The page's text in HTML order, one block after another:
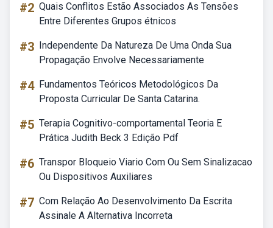
#2 Quais Conflitos Estão Associados As Tensões
Entre Diferentes Grupos étnicos
#3 Independente Da Natureza De Uma Onda Sua
Propagação Envolve Necessariamente
#4 Fundamentos Teóricos Metodológicos Da
Proposta Curricular De Santa Catarina.
#5 Terapia Cognitivo-comportamental Teoria E
Prática Judith Beck 3 Edição Pdf
#6 Transpor Bloqueio Viario Com Ou Sem Sinalizacao
Ou Dispositivos Auxiliares
#7 Com Relação Ao Desenvolvimento Da Escrita
Assinale A Alternativa Incorreta